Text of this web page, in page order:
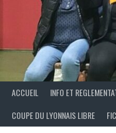
ACCUEIL INFO ET
COUPE DU LYONNAIS LIBRE